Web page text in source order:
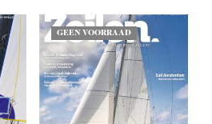
GEEN VOORRAAD